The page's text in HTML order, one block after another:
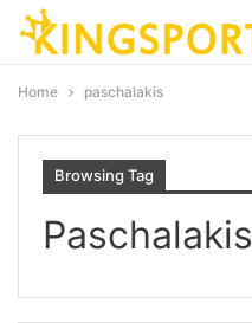
Home paschalakis
Browsing Tag
Paschalakis